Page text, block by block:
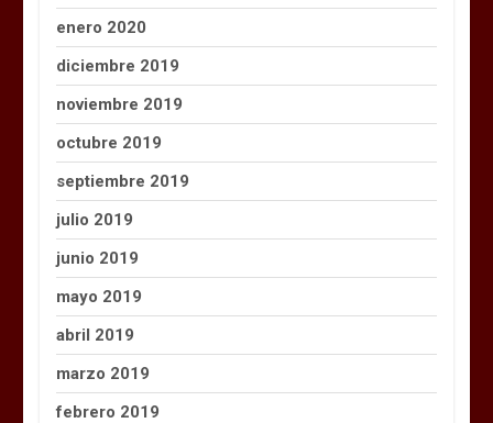
enero 2020
diciembre 2019
noviembre 2019
octubre 2019
septiembre 2019
julio 2019
junio 2019
mayo 2019
abril 2019
marzo 2019
febrero 2019